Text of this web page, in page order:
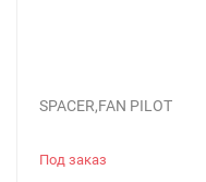
SPACER,FAN PILOT
Под заказ